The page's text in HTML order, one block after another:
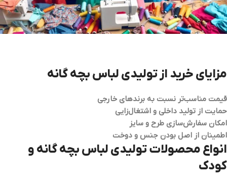
مزایای خرید از تولیدی لباس بچه‌ گانه
قیمت مناسب‌تر نسبت به برندهای خارجی
حمایت از تولید داخلی و اشتغال‌زایی
امکان سفارش‌سازی طرح و سایز
اطمینان از اصل بودن جنس و دوخت
انواع محصولات تولیدی لباس بچه‌ گانه و
کودک